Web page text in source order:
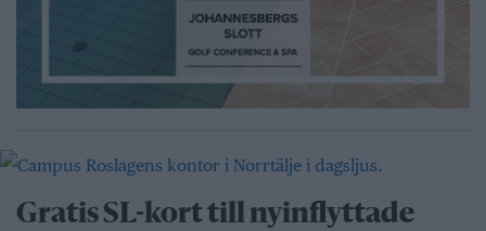
Gratis SL-kort till nyinflyttade